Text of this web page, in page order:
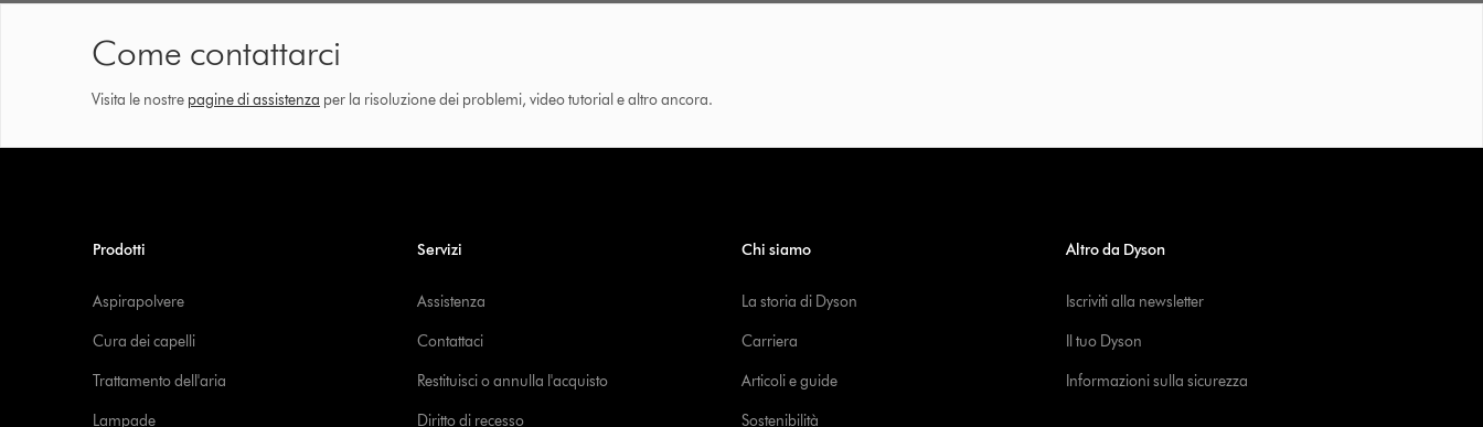
Come contattarci
Visita le nostre pagine di assistenza per la risoluzione dei problemi, video tutorial e altro ancora.
Prodotti
Aspirapolvere
Cura dei capelli
Trattamento dell'aria
Lampade
Servizi
Assistenza
Contattaci
Restituisci o annulla l'acquisto
Diritto di recesso
Chi siamo
La storia di Dyson
Carriera
Articoli e guide
Sostenibilità
Altro da Dyson
Iscriviti alla newsletter
Il tuo Dyson
Informazioni sulla sicurezza